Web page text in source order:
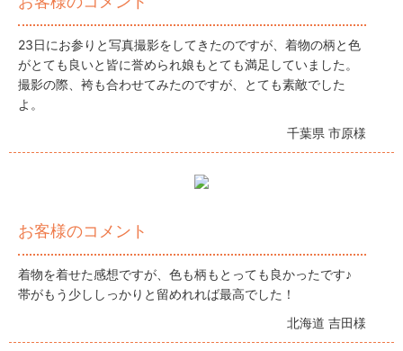
23日にお参りと写真撮影をしてきたのですが、着物の柄と色
がとても良いと皆に誉められ娘もとても満足していました。
撮影の際、袴も合わせてみたのですが、とても素敵でした
よ。
千葉県 市原様
お客様のコメント
着物を着せた感想ですが、色も柄もとっても良かったです♪
帯がもう少ししっかりと留めれれば最高でした！
北海道 吉田様